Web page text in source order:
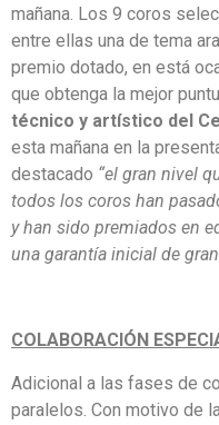
mañana. Los 9 coros
entre ellas una de tema
premio dotado, en está
que obtenga la mejor
técnico y artístico del
esta mañana en la
destacado “el gran nivel
todos los coros han
y han sido premiados en
una garantía inicial de
COLABORACIÓN
Adicional a las fases de
paralelos. Con motivo de